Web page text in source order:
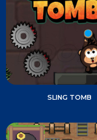
SLING TOMB